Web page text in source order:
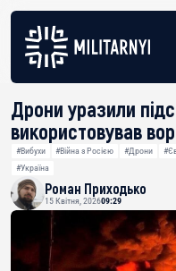
Дрони уразили
використовував
#Вибухи #Війна з Росією #Дрони
#Україна
Роман Приходько
15 Квітня, 202609:29